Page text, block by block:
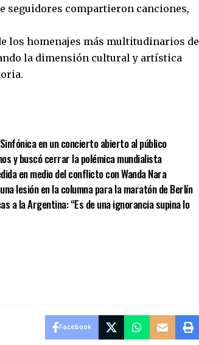
seguidores compartieron canciones,
los homenajes más multitudinarios de
la dimensión cultural y artística
en un concierto abierto al público
y buscó cerrar la polémica mundialista
en medio del conflicto con Wanda Nara
lesión en la columna para la maratón de Berlín
a la Argentina: “Es de una ignorancia supina lo
Facebook